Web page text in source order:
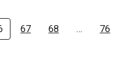
67 68 …
76